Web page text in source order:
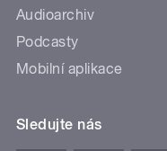
Audioarchiv
Podcasty
Mobilní aplikace
Sledujte nás